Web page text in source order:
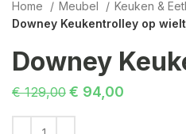
Home Meubel Keuken &
Downey Keukentrolley op
€129,00 € 94,00